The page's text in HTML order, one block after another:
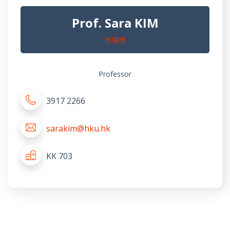
Prof. Sara KIM
市場學
Professor
3917 2266
sarakim@hku.hk
KK 703